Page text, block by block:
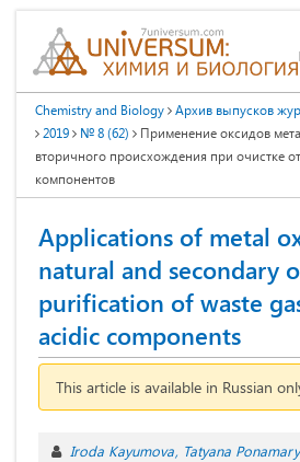
Chemistry and Biology
Архив выпусков
2019
№ 8 (62)
Применение оксидов
вторичного происхождения при очистке
компонентов
Applications of metal
natural and secondary
purification of waste
acidic components
This article is available in Russian
Iroda Kayumova Tatyana